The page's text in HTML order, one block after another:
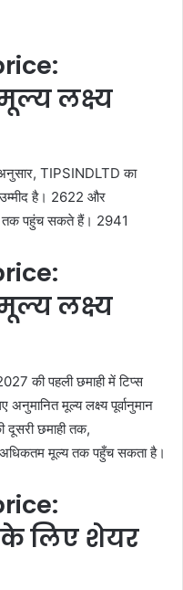
लक्ष्य
TIPSINDLTD का
है। 2622 और
पहुंच सकते हैं। 2941
लक्ष्य
की पहली छमाही में टिप्स
मूल्य लक्ष्य पूर्वानुमान
छमाही तक,
मूल्य तक पहुँच सकता है।
के लिए शेयर